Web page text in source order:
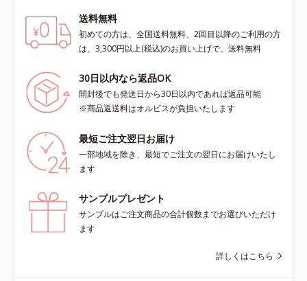
送料無料
初めての方は、全国送料無料、2回目以降のご利用の方
は、3,300円以上(税込)のお買い上げで、送料無料
30日以内なら返品OK
開封後でも発送日から30日以内であれば返品可能
※商品返送料はオルビスが負担いたします
最短ご注文翌日お届け
一部地域を除き、最短でご注文の翌日にお届けいたし
ます
サンプルプレゼント
サンプルはご注文商品の合計個数までお選びいただけ
ます
詳しくはこちら